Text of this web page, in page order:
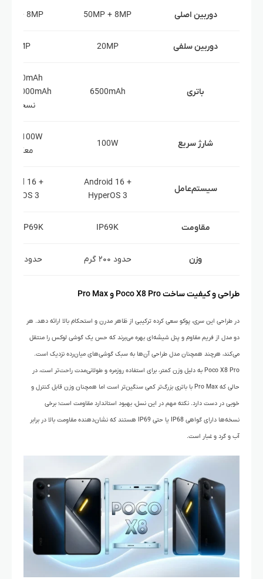
دوربین اصلی 50MP + 8MP
+ 8MP
دوربین سلفی 20MP
20MP
باتری 6500mAh
نسخه‌ها)
شارژ سریع 100W
معکوس
سیستم‌عامل
Android 16 +
HyperOS 3
16 +
HyperOS 3
مقاومت IP69K
/ IP69K
وزن حدود ۲۰۰ گرم حدود ۲۱۸ گرم
طراحی و کیفیت ساخت Poco X8 Pro و Pro Max
در طراحی این سری، پوکو سعی کرده ترکیبی از ظاهر مدرن و استحکام بالا ارائه دهد. هر
دو مدل از فریم مقاوم و پنل شیشه‌ای بهره می‌برند که حس یک گوشی لوکس را منتقل
می‌کند، هرچند همچنان مدل طراحی آن‌ها به سبک گوشی‌های میان‌رده نزدیک است.
Poco X8 Pro به دلیل وزن کمتر، برای استفاده روزمره و طولانی‌مدت راحت‌تر است، در
حالی که Pro Max با باتری بزرگ‌تر کمی سنگین‌تر است اما همچنان وزن قابل کنترل و
خوبی در دست دارد. نکته مهم در این نسل، بهبود استاندارد مقاومت است؛ برخی
نسخه‌ها دارای گواهی IP68 یا حتی IP69 هستند که نشان‌دهنده مقاومت بالا در برابر
آب و گرد و غبار است.